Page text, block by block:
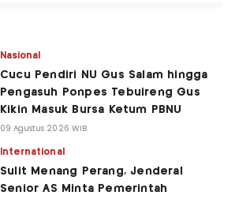
Nasional
Cucu Pendiri NU Gus Salam hingga
Pengasuh Ponpes Tebuireng Gus
Kikin Masuk Bursa Ketum PBNU
09 Agustus 2026 WIB
International
Sulit Menang Perang, Jenderal
Senior AS Minta Pemerintah